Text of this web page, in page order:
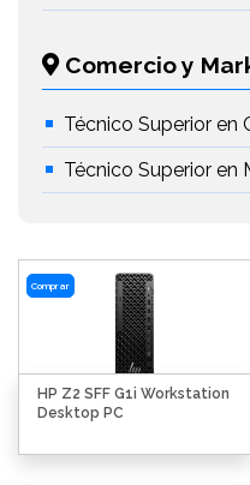
Comercio y
Técnico Superior en
Técnico Superior en
Comprar
HP Z2 SFF G1i Workstation
Desktop PC